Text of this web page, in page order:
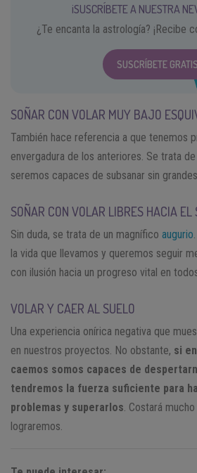
¡SUSCRÍBETE A NUESTRA
¿Te encanta la astrología? ¡Recibe
SUSCRÍBETE GRATIS
SOÑAR CON VOLAR MUY BAJO
También hace referencia a que tenemos
envergadura de los anteriores. Se trata
seremos capaces de subsanar sin
SOÑAR CON VOLAR LIBRES HACIA EL
Sin duda, se trata de un magnífico augurio
la vida que llevamos y queremos seguir
con ilusión hacia un progreso vital en
VOLAR Y CAER AL SUELO
Una experiencia onírica negativa que
en nuestros proyectos. No obstante, si
caemos somos capaces de
tendremos la fuerza suficiente para
problemas y superarlos . Costará
lograremos.